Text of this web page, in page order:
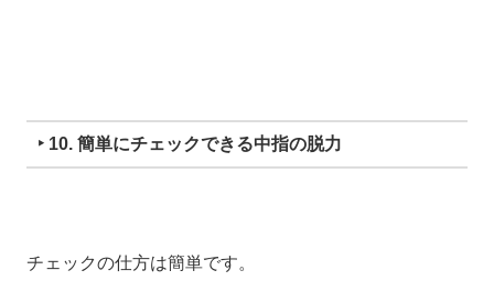
‣ 10. 簡単にチェックできる中指の脱力
チェックの仕方は簡単です。